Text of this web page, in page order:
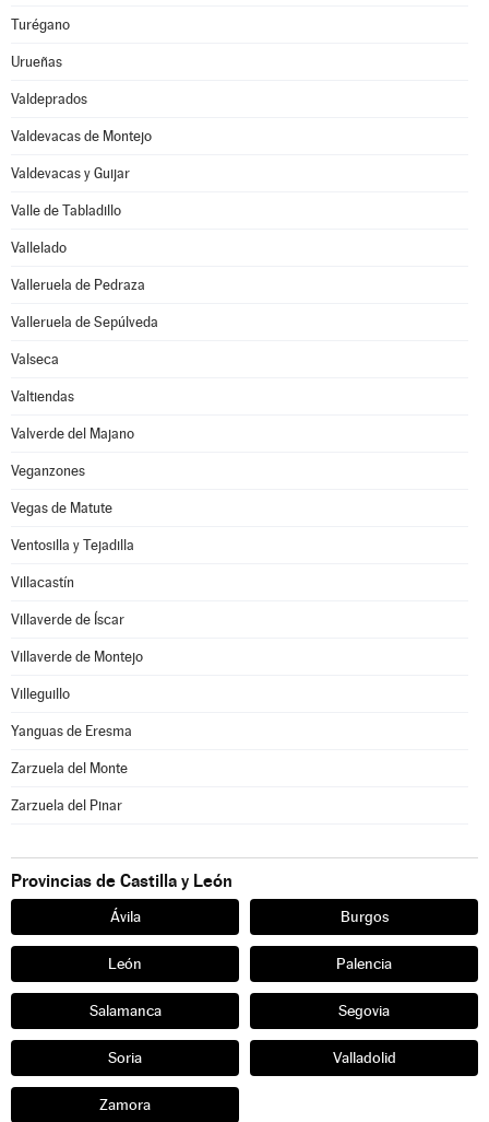
Turégano
Urueñas
Valdeprados
Valdevacas de Montejo
Valdevacas y Guijar
Valle de Tabladillo
Vallelado
Valleruela de Pedraza
Valleruela de Sepúlveda
Valseca
Valtiendas
Valverde del Majano
Veganzones
Vegas de Matute
Ventosilla y Tejadilla
Villacastín
Villaverde de Íscar
Villaverde de Montejo
Villeguillo
Yanguas de Eresma
Zarzuela del Monte
Zarzuela del Pinar
Provincias de Castilla y León
Ávila Burgos
León Palencia
Salamanca Segovia
Soria Valladolid
Zamora